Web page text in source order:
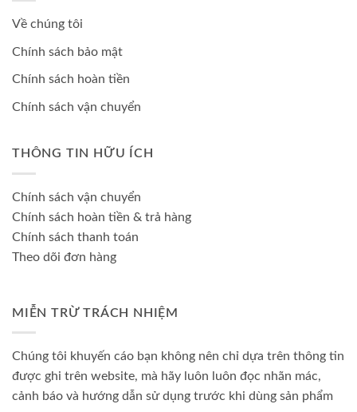
Về chúng tôi
Chính sách bảo mật
Chính sách hoàn tiền
Chính sách vận chuyển
THÔNG TIN HỮU ÍCH
Chính sách vận chuyển
Chính sách hoàn tiền & trả hàng
Chính sách thanh toán
Theo dõi đơn hàng
MIỄN TRỪ TRÁCH NHIỆM
Chúng tôi khuyến cáo bạn không nên chỉ dựa trên thông tin
được ghi trên website, mà hãy luôn luôn đọc nhãn mác,
cảnh báo và hướng dẫn sử dụng trước khi dùng sản phẩm